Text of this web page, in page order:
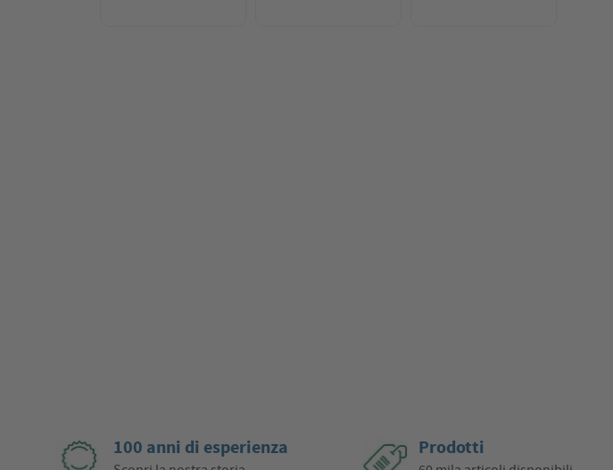
100 anni di esperienza Prodotti